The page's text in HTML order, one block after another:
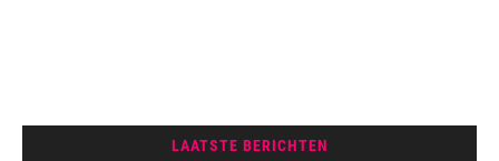
LAATSTE BERICHTEN